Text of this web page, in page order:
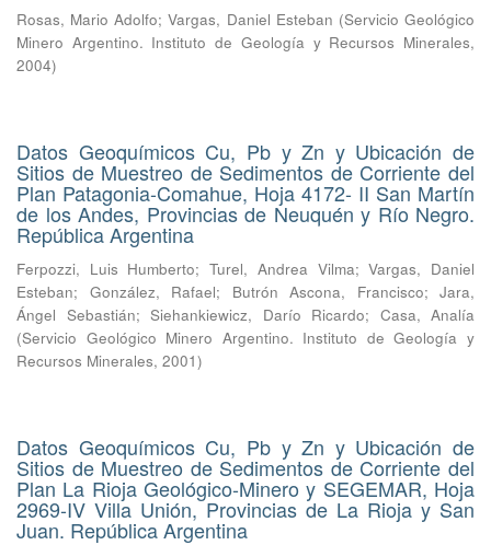
Rosas, Mario Adolfo;Vargas, Daniel Esteban (Servicio Geológico
Minero Argentino. Instituto de Geología y Recursos Minerales,
2004)
Datos Geoquímicos Cu, Pb y Zn y Ubicación de
Sitios de Muestreo de Sedimentos de Corriente del
Plan Patagonia-Comahue, Hoja 4172- II San Martín
de los Andes, Provincias de Neuquén y Río Negro.
República Argentina
Ferpozzi, Luis Humberto;Turel, Andrea Vilma;Vargas, Daniel
Esteban; González, Rafael; Butrón Ascona, Francisco; Jara,
Ángel Sebastián; Siehankiewicz, Darío Ricardo; Casa, Analía
(Servicio Geológico Minero Argentino. Instituto de Geología y
Recursos Minerales, 2001)
Datos Geoquímicos Cu, Pb y Zn y Ubicación de
Sitios de Muestreo de Sedimentos de Corriente del
Plan La Rioja Geológico-Minero y SEGEMAR, Hoja
2969-IV Villa Unión, Provincias de La Rioja y San
Juan. República Argentina